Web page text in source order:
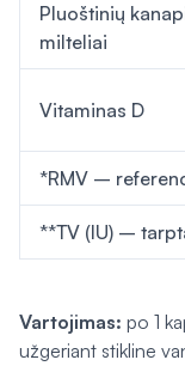
Pluoštinių
milteliai
Vitaminas D
*RMV –
**TV (IU) –
Vartojimas: po 1
užgeriant stikline